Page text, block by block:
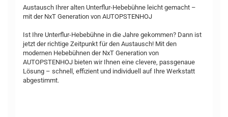
Austausch Ihrer alten Unterflur-Hebebühne leicht gemacht –
mit der NxT Generation von AUTOPSTENHOJ
Ist Ihre Unterflur-Hebebühne in die Jahre gekommen? Dann ist
jetzt der richtige Zeitpunkt für den Austausch! Mit den
modernen Hebebühnen der NxT Generation von
AUTOPSTENHOJ bieten wir Ihnen eine clevere, passgenaue
Lösung – schnell, effizient und individuell auf Ihre Werkstatt
abgestimmt.